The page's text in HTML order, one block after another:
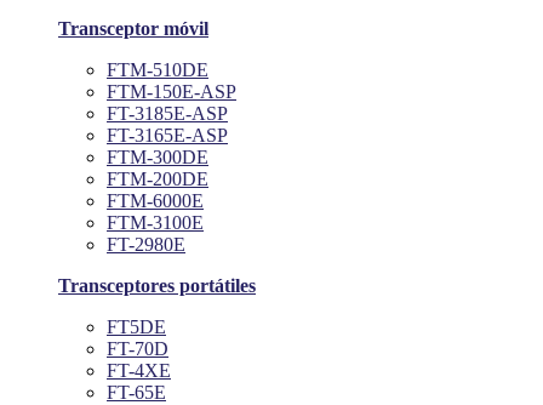
Transceptor móvil
FTM-510DE
FTM-150E-ASP
FT-3185E-ASP
FT-3165E-ASP
FTM-300DE
FTM-200DE
FTM-6000E
FTM-3100E
FT-2980E
Transceptores portátiles
FT5DE
FT-70D
FT-4XE
FT-65E